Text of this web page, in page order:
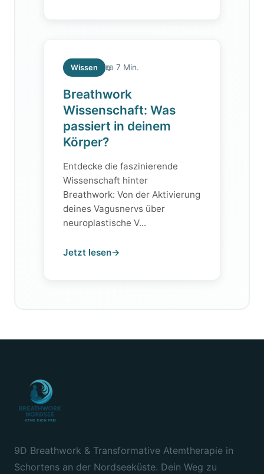
Wissen 📖 7 Min.
Breathwork
Wissenschaft: Was
passiert in deinem
Körper?
Entdecke die faszinierende
Wissenschaft hinter
Breathwork: Von der Aktivierung
deines Vagusnervs über
neuroplastische V...
Jetzt lesen→
9D Breathwork & Transformative Atemtherapie in
Schortens an der Nordseeküste. Dein Weg zu